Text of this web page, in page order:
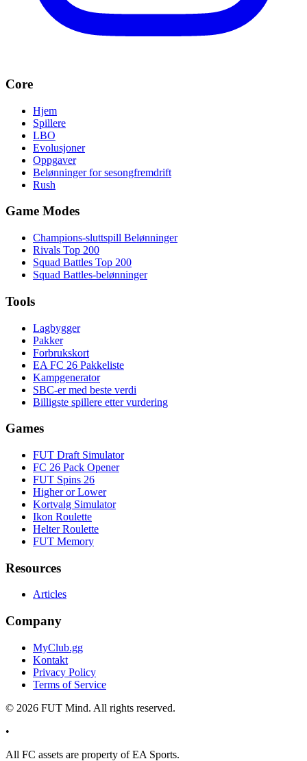
Core
Hjem
Spillere
LBO
Evolusjoner
Oppgaver
Belønninger for sesongfremdrift
Rush
Game Modes
Champions-sluttspill Belønninger
Rivals Top 200
Squad Battles Top 200
Squad Battles-belønninger
Tools
Lagbygger
Pakker
Forbrukskort
EA FC 26 Pakkeliste
Kampgenerator
SBC-er med beste verdi
Billigste spillere etter vurdering
Games
FUT Draft Simulator
FC 26 Pack Opener
FUT Spins 26
Higher or Lower
Kortvalg Simulator
Ikon Roulette
Helter Roulette
FUT Memory
Resources
Articles
Company
MyClub.gg
Kontakt
Privacy Policy
Terms of Service
© 2026 FUT Mind. All rights reserved.
•
All FC assets are property of EA Sports.